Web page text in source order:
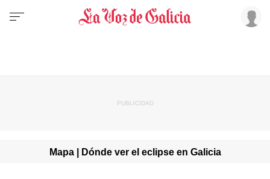
Mapa | Dónde ver el eclipse en Galicia